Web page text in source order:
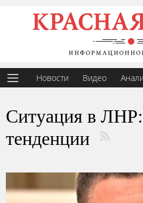
Новости Видео
Ситуация в
тенденции